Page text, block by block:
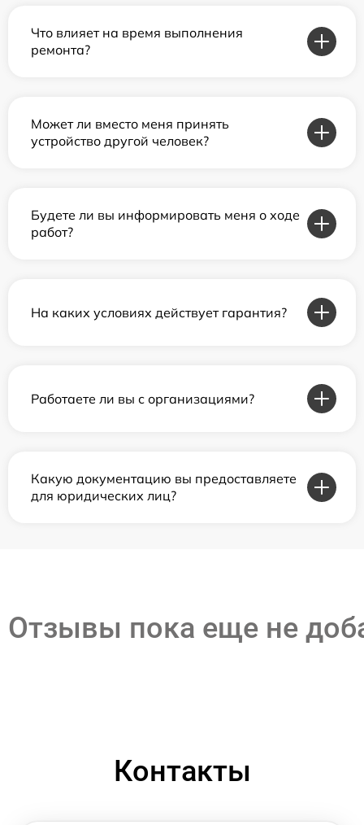
Что влияет на время выполнения
ремонта?
Может ли вместо меня принять
устройство другой человек?
Будете ли вы информировать меня о ходе
работ?
На каких условиях действует гарантия?
Работаете ли вы с организациями?
Какую документацию вы предоставляете
для юридических лиц?
Отзывы пока еще не
Контакты